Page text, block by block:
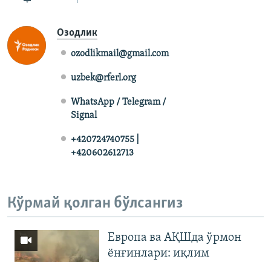
Озодлик
ozodlikmail@gmail.com
uzbek@rferl.org
WhatsApp / Telegram /
Signal
+420724740755 |
+420602612713
Кўрмай қолган бўлсангиз
Европа ва АҚШда ўрмон
ёнғинлари: иқлим